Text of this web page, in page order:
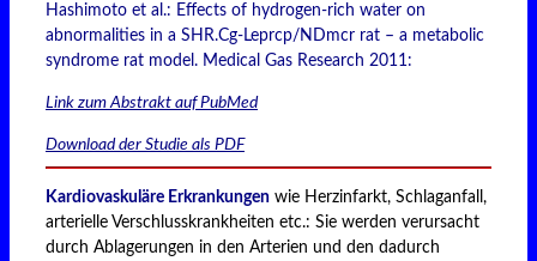
Hashimoto et al.: Effects of hydrogen-rich water on
abnormalities in a SHR.Cg-Leprcp/NDmcr rat – a metabolic
syndrome rat model. Medical Gas Research 2011:
Link zum Abstrakt auf PubMed
Download der Studie als PDF
Kardiovaskuläre Erkrankungen wie Herzinfarkt, Schlaganfall,
arterielle Verschlusskrankheiten etc.: Sie werden verursacht
durch Ablagerungen in den Arterien und den dadurch